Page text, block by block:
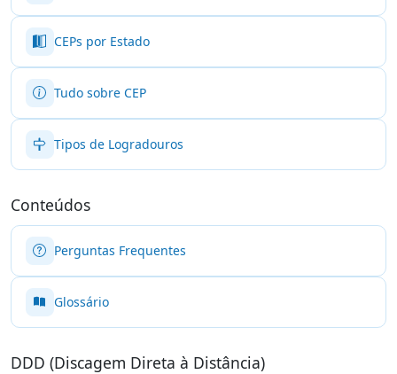
CEPs por Estado
Tudo sobre CEP
Tipos de Logradouros
Conteúdos
Perguntas Frequentes
Glossário
DDD (Discagem Direta à Distância)